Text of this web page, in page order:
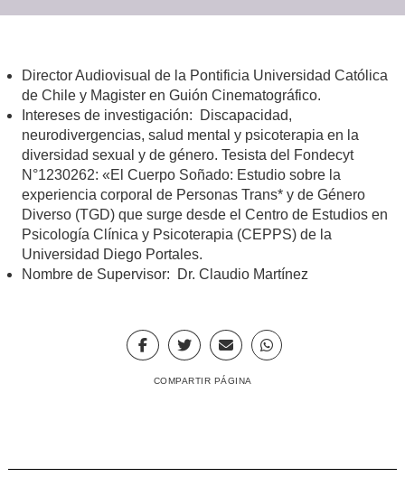
Director Audiovisual de la Pontificia Universidad Católica
de Chile y Magister en Guión Cinematográfico.
Intereses de investigación: Discapacidad,
neurodivergencias, salud mental y psicoterapia en la
diversidad sexual y de género. Tesista del Fondecyt
N°1230262: «El Cuerpo Soñado: Estudio sobre la
experiencia corporal de Personas Trans* y de Género
Diverso (TGD) que surge desde el Centro de Estudios en
Psicología Clínica y Psicoterapia (CEPPS) de la
Universidad Diego Portales.
Nombre de Supervisor: Dr. Claudio Martínez
COMPARTIR PÁGINA